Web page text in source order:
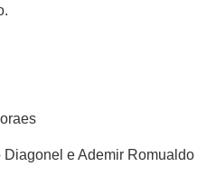
Diagonel e Ademir Romualdo